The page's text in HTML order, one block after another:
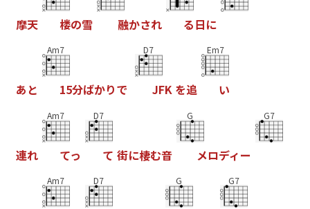
摩天 楼の雪 融かされ る日に
あ と
Am7
15分ばかりで
D7
JFK を追
Em7
い
連れ
Am7
てっ
D7
て 街に棲む音
G
メロディー
G7
Am7 D7 G G7